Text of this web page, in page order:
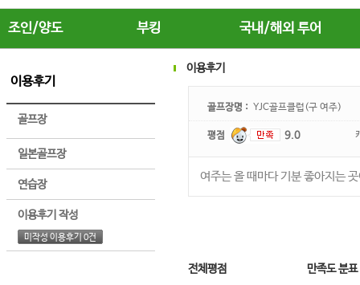
조인/양도 부킹 국내/해외 투어
이용후기
골프장
일본골프장
연습장
이용후기 작성
미작성 이용후기 0건
이용후기
골프장명 : YJC골프클럽(구 여주)
평점 9.0
여주는 올 때마다 기분 좋아지는
전체평점 만족도 분